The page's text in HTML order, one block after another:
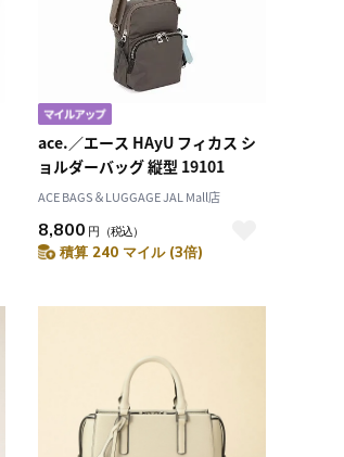
順）
価格（安い順）
価格（高い順）
ace.／エース HAyU フィカス シ
ョルダーバッグ 縦型 19101
ACE BAGS＆LUGGAGE JAL Mall店
8,800 円 （税込）
積算 240 マイル (3倍)